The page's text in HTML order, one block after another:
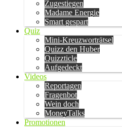
Zugestiegen
Madame Energie
Smart gespart
Quiz
Mini-Kreuzworträtsel
Quizz den Huber
Quizzticle
Aufgedeckt
Videos
Reportagen
Fragenbot
Wein doch
MoneyTalks
Promotionen